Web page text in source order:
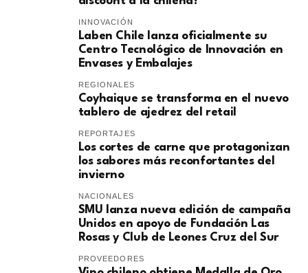
INNOVACIÓN
Laben Chile lanza oficialmente su
Centro Tecnológico de Innovación en
Envases y Embalajes
REGIONALES
Coyhaique se transforma en el nuevo
tablero de ajedrez del retail
REPORTAJES
Los cortes de carne que protagonizan
los sabores más reconfortantes del
invierno
NACIONALES
SMU lanza nueva edición de campaña
Unidos en apoyo de Fundación Las
Rosas y Club de Leones Cruz del Sur
PROVEEDORES